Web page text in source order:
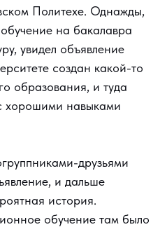
Политехе. Однажды,
на бакалавра
увидел объявление
создан какой-то
образования, и туда
хорошими навыками
друзьями
и дальше
история.
обучение там было